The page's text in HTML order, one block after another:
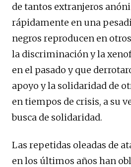
de tantos extranjeros
rápidamente en una
negros reproducen en
la discriminación y la
en el pasado y que
apoyo y la solidaridad de
en tiempos de crisis, a su
busca de solidaridad.
Las repetidas oleadas de
en los últimos años han